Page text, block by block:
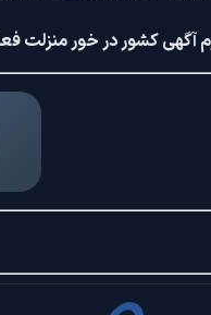
آگهی کشور در خور منزلت